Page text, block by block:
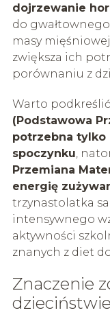
dojrzewanie
do
masy
zwiększa ich
porównaniu z
Warto
(Podstawowa
potrzebna tylko
spoczynku,
Przemiana
energię
trzynastolatka
intensywnego
aktywności
znanych z diet
Znaczenie
dzieciństwie